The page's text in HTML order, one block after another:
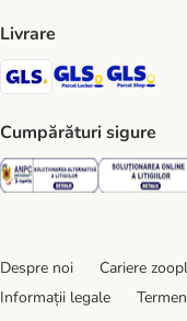
Livrare
GLS ShippingGLS Locker
Cumpărături sigure
Security
Despre noi Cariere
Informații legale